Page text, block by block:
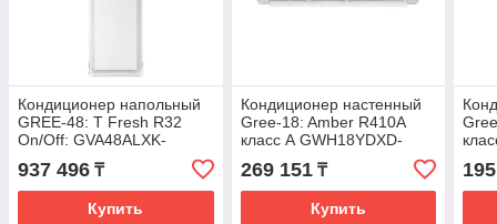
Кондиционер напольный
GREE-48: T Fresh R32
On/Off: GVA48ALXK-
M6NNC7A (без
соединительной
инсталляции)
937 496 ₸
Купить
Кондиционер настенный
Gree-18: Amber R410A
класс А GWH18YDXD-
K3NNA1A (без
соединительной
инсталляции
269 151₸
Купить